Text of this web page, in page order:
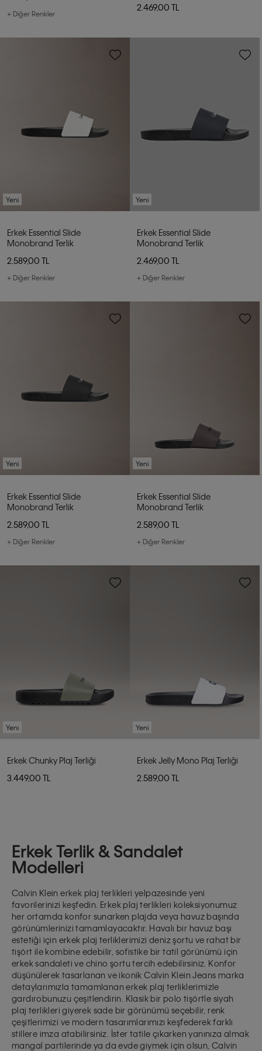
+ Diğer Renkler
2.469,00 TL
Yeni
Erkek Essential Slide
Monobrand Terlik
2.589,00 TL
+ Diğer Renkler
Yeni
Erkek Essential Slide
Monobrand Terlik
2.469,00 TL
+ Diğer Renkler
Yeni
Erkek Essential Slide
Monobrand Terlik
2.589,00 TL
+ Diğer Renkler
Yeni
Erkek Essential Slide
Monobrand Terlik
2.589,00 TL
+ Diğer Renkler
Yeni
Erkek Chunky Plaj Terliği
3.449,00 TL
Yeni
Erkek Jelly Mono Plaj Terliği
2.589,00 TL
Erkek Terlik & Sandalet
Modelleri
Calvin Klein erkek plaj terlikleri yelpazesinde yeni
favorilerinizi keşfedin. Erkek plaj terlikleri koleksiyonumuz
her ortamda konfor sunarken plajda veya havuz başında
görünümlerinizi tamamlayacaktır. Havalı bir havuz başı
estetiği için erkek plaj terliklerimizi deniz şortu ve rahat bir
tişört ile kombine edebilir, sofistike bir tatil görünümü için
erkek sandaleti ve chino şortu tercih edebilirsiniz. Konfor
düşünülerek tasarlanan ve ikonik Calvin Klein Jeans marka
detaylarımızla tamamlanan erkek plaj terliklerimizle
gardırobunuzu çeşitlendirin. Klasik bir polo tişörtle siyah
plaj terlikleri giyerek sade bir görünümü seçebilir, renk
çeşitlerimizi ve modern tasarımlarımızı keşfederek farklı
stillere imza atabilirsiniz. İster tatile çıkarken yanınıza almak
mangal partilerinde ya da evde giymek için olsun, Calvin